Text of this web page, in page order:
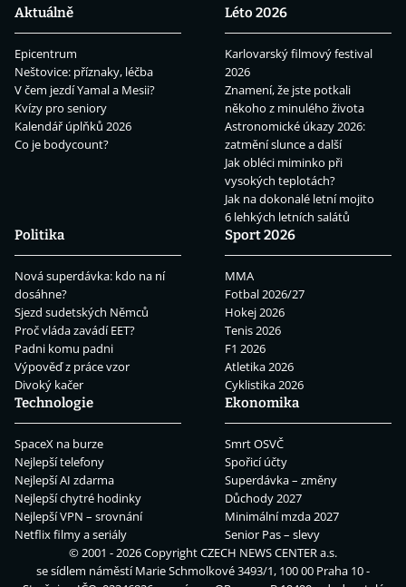
Aktuálně
Epicentrum
Neštovice: příznaky, léčba
V čem jezdí Yamal a Mesii?
Kvízy pro seniory
Kalendář úplňků 2026
Co je bodycount?
Léto 2026
Karlovarský filmový festival
2026
Znamení, že jste potkali
někoho z minulého života
Astronomické úkazy 2026:
zatmění slunce a další
Jak obléci miminko při
vysokých teplotách?
Jak na dokonalé letní mojito
6 lehkých letních salátů
Politika
Nová superdávka: kdo na ní
dosáhne?
Sjezd sudetských Němců
Proč vláda zavádí EET?
Padni komu padni
Výpověď z práce vzor
Divoký kačer
Sport 2026
MMA
Fotbal 2026/27
Hokej 2026
Tenis 2026
F1 2026
Atletika 2026
Cyklistika 2026
Technologie
SpaceX na burze
Nejlepší telefony
Nejlepší AI zdarma
Nejlepší chytré hodinky
Nejlepší VPN – srovnání
Netflix filmy a seriály
Ekonomika
Smrt OSVČ
Spořicí účty
Superdávka – změny
Důchody 2027
Minimální mzda 2027
Senior Pas – slevy
© 2001 - 2026 CopyrightCZECH NEWS CENTER a.s.
se sídlem náměstí Marie Schmolkové 3493/1, 100 00 Praha 10 -